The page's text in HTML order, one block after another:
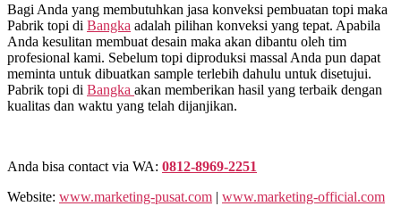
Bagi Anda yang membutuhkan jasa konveksi pembuatan topi maka
Pabrik topi di Bangka adalah pilihan konveksi yang tepat. Apabila
Anda kesulitan membuat desain maka akan dibantu oleh tim
profesional kami. Sebelum topi diproduksi massal Anda pun dapat
meminta untuk dibuatkan sample terlebih dahulu untuk disetujui.
Pabrik topi di Bangka akan memberikan hasil yang terbaik dengan
kualitas dan waktu yang telah dijanjikan.
Anda bisa contact via WA: 0812-8969-2251
Website: www.marketing-pusat.com | www.marketing-official.com